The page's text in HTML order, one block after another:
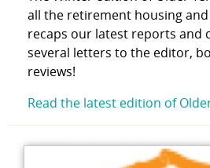
all the retirement housing
recaps our latest reports and
several letters to the editor,
reviews!
Read the latest edition of